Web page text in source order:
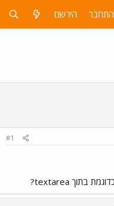
התחבר הירשם
#1